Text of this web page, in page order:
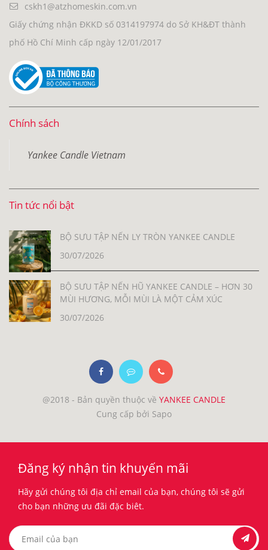
cskh1@atzhomeskin.com.vn
Giấy chứng nhận ĐKKD số 0314197974 do Sở KH&ĐT thành
phố Hồ Chí Minh cấp ngày 12/01/2017
Chính sách
Yankee Candle Vietnam
Tin tức nổi bật
BỘ SƯU TẬP NẾN LY TRÒN YANKEE CANDLE
30/07/2026
BỘ SƯU TẬP NẾN HŨ YANKEE CANDLE – HƠN 30
MÙI HƯƠNG, MỖI MÙI LÀ MỘT CẢM XÚC
30/07/2026
@2018 - Bản quyền thuộc về YANKEE CANDLE
Cung cấp bởi Sapo
Đăng ký nhận tin khuyến mãi
Hãy gửi chúng tôi địa chỉ email của bạn, chúng tôi sẽ gửi
cho bạn những ưu đãi đặc biêt.